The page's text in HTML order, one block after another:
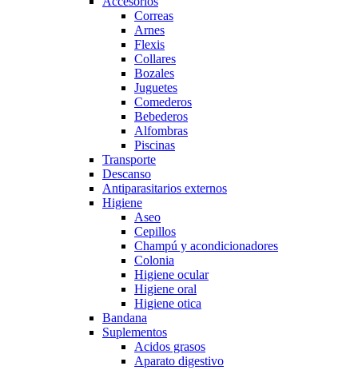
Correas
Arnes
Flexis
Collares
Bozales
Juguetes
Comederos
Bebederos
Alfombras
Piscinas
Transporte
Descanso
Antiparasitarios externos
Higiene
Aseo
Cepillos
Champú y acondicionadores
Colonia
Higiene ocular
Higiene oral
Higiene otica
Bandana
Suplementos
Acidos grasos
Aparato digestivo